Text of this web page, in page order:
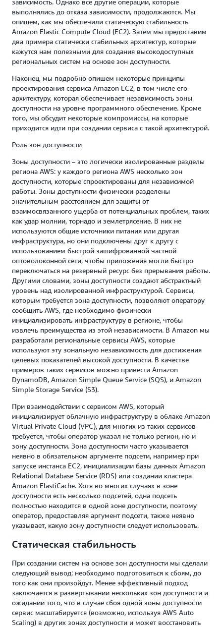
зависимость. Однако все другие операции, которые
выполнялись до отказа зависимости, продолжаются. Мы
опишем, как мы обеспечили статическую стабильность
Amazon Elastic Compute Cloud (EC2). Затем мы предоставим
два примера статически стабильных архитектур, которые
кажутся нам полезными для создания высокодоступных
региональных систем на основе зон доступности.
Наконец, мы подробно опишем некоторые принципы
проектирования сервиса Amazon EC2, в том числе его
архитектуру, которая обеспечивает независимость зоны
доступности на уровне программного обеспечение. Кроме
того, мы обсудит некоторые компромиссы, на которые
приходится идти при создании сервиса с такой архитектурой.
Роль зон доступности
Зоны доступности – это логически изолированные разделы
региона AWS: у каждого региона AWS несколько зон
доступности, которые спроектированы для независимой
работы. Зоны доступности физически разделены
значительным расстоянием для защиты от
взаимосвязанного ущерба от потенциальных проблем, таких
как удар молнии, торнадо и землетрясение. В них не
используются общие источники питания или другая
инфраструктура, но они подключены друг к другу с
использованием быстрой зашифрованной частной
оптоволоконной сети, чтобы приложения могли быстро
переключаться на резервный ресурс без прерывания работы.
Другими словами, зоны доступности создают абстрактный
уровень над изолированной инфраструктурой. Сервисы,
которым требуется зона доступности, позволяют оператору
сообщить AWS, где необходимо физически
инициализировать инфраструктуру в регионе, чтобы
извлечь преимущества из этой независимости. В Amazon мы
разработали региональные сервисы AWS, которые
используют эту зональную независимость для достижения
целевых показателей высокой доступности. В качестве
примеров таких сервисов можно привести Amazon
DynamoDB, Amazon Simple Queue Service (SQS), и Amazon
Simple Storage Service (S3).
При взаимодействии с сервисом AWS, который
инициализирует облачную инфраструктуру в облаке Amazon
Virtual Private Cloud (VPC), для многих из таких сервисов
требуется, чтобы оператор указал не только регион, но и
зону доступности. Зона доступности часто указывается
неявно в обязательном аргументе подсети, например при
запуске инстанса EC2, инициализации базы данных Amazon
Relational Database Service (RDS) или создании кластера
Amazon ElastiCache. Хотя во многих случаях в зоне
доступности есть несколько подсетей, одна подсеть
полностью находится в одной зоне доступности, поэтому
оператор, предоставляя аргумент подсети, также неявно
указывает, какую зону доступности следует использовать.
Статическая стабильность
При создании систем на основе зон доступности мы сделали
следующий вывод: необходимо подготовиться к сбоям, до
того как они произойдут. Менее эффективный подход
заключается в развертывании нескольких зон доступности и
ожидании того, что в случае сбоя одной зоны доступности
сервис масштабируется (возможно, используя AWS Auto
Scaling) в других зонах доступности и может восстановить